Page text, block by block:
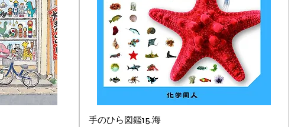
クイックビュー
手のひら図鑑15.海